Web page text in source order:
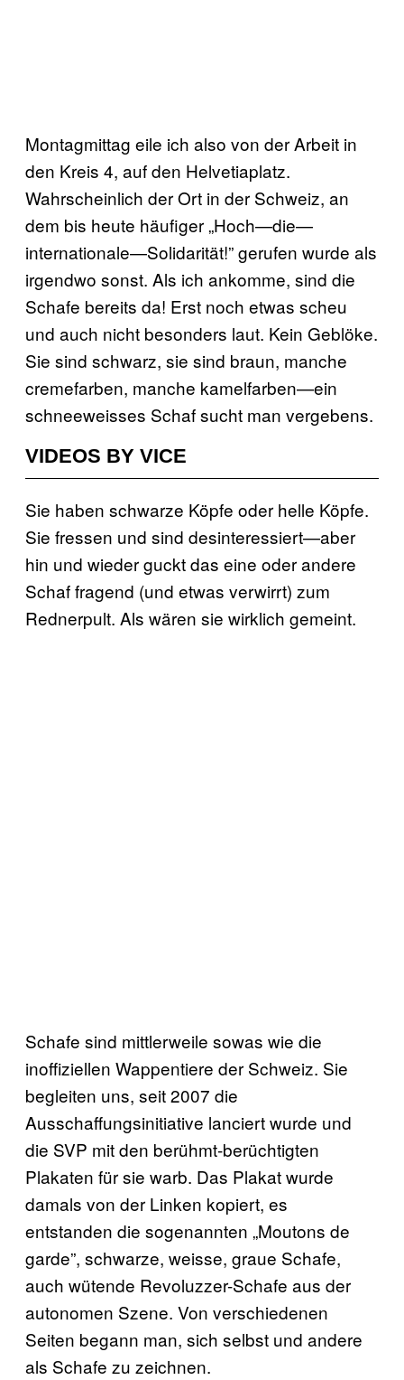
Montagmittag eile ich also von der Arbeit in
den Kreis 4, auf den Helvetiaplatz.
Wahrscheinlich der Ort in der Schweiz, an
dem bis heute häufiger „Hoch—die—
internationale—Solidarität!” gerufen wurde als
irgendwo sonst. Als ich ankomme, sind die
Schafe bereits da! Erst noch etwas scheu
und auch nicht besonders laut. Kein Geblöke.
Sie sind schwarz, sie sind braun, manche
cremefarben, manche kamelfarben—ein
schneeweisses Schaf sucht man vergebens.
VIDEOS BY VICE
Sie haben schwarze Köpfe oder helle Köpfe.
Sie fressen und sind desinteressiert—aber
hin und wieder guckt das eine oder andere
Schaf fragend (und etwas verwirrt) zum
Rednerpult. Als wären sie wirklich gemeint.
Schafe sind mittlerweile sowas wie die
inoffiziellen Wappentiere der Schweiz. Sie
begleiten uns, seit 2007 die
Ausschaffungsinitiative lanciert wurde und
die SVP mit den berühmt-berüchtigten
Plakaten für sie warb. Das Plakat wurde
damals von der Linken kopiert, es
entstanden die sogenannten „Moutons de
garde”, schwarze, weisse, graue Schafe,
auch wütende Revoluzzer-Schafe aus der
autonomen Szene. Von verschiedenen
Seiten begann man, sich selbst und andere
als Schafe zu zeichnen.